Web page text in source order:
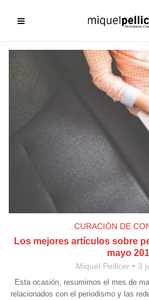
CURACIÓN DE
Los mejores artículos sobre
mayo
Miquel Pellicer 3
Esta ocasión, resumimos el mes de
relacionados con el periodismo y las